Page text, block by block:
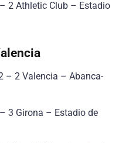
2 Athletic Club – Estadio
– 2 Valencia – Abanca-
3 Girona – Estadio de